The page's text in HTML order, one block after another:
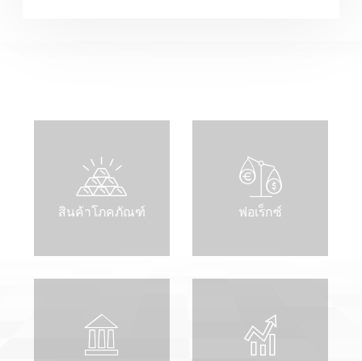
ลงชื่อเข้าใช้แพลตฟอร์มออนไลน์
ลงชื่อเข้าใช้ในส่วนของลูกค้า
สินค้าโภคภัณฑ์ ฟอเร็กซ์